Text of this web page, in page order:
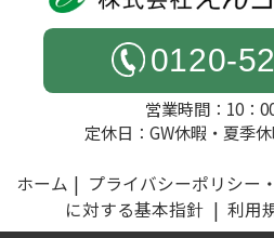
0120-
営業時間：10：
定休日：GW休暇・夏季
ホーム
プライバシーポリシー
に対する基本指針
利用